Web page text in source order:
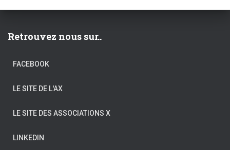
Retrouvez nous sur..
FACEBOOK
LE SITE DE L'AX
LE SITE DES ASSOCIATIONS X
LINKEDIN